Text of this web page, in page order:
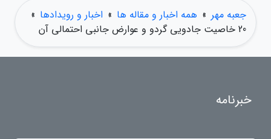
جعبه مهر » همه اخبار و مقاله ها » اخبار و رویدادها »
20 خاصیت جادویی گردو و عوارض جانبی احتمالی آن
خبرنامه